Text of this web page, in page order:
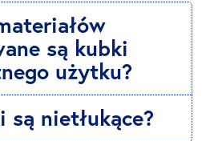
są kubki
użytku?
są nietłukące?